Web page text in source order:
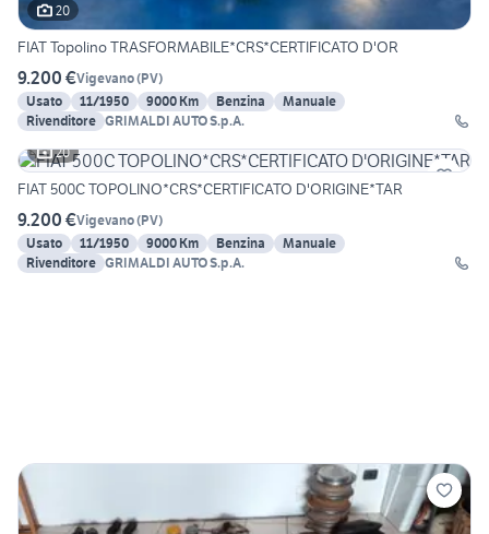
20
FIAT Topolino TRASFORMABILE*CRS*CERTIFICATO D'OR
9.200 €Vigevano(PV)
Usato
11/1950 9000 Km Benzina
Manuale
Rivenditore GRIMALDI AUTO S.p.A.
20
FIAT 500C TOPOLINO*CRS*CERTIFICATO D'ORIGINE*TAR
9.200 €Vigevano(PV)
Usato
11/1950 9000 Km Benzina
Manuale
Rivenditore GRIMALDI AUTO S.p.A.